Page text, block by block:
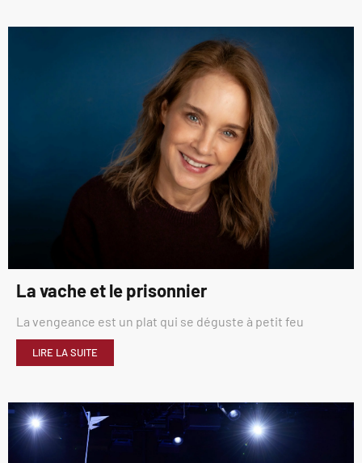
La vache et le prisonnier
La vengeance est un plat qui se déguste à petit feu
LIRE LA SUITE